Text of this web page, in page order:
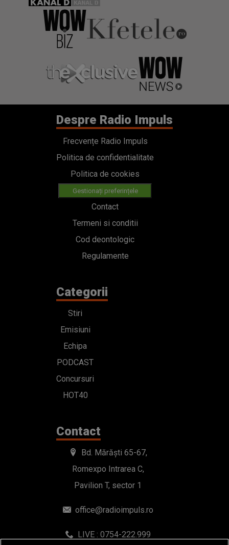
Despre Radio Impuls
Frecvențe Radio Impuls
Politica de confidentialitate
Politica de cookies
Gestionați preferințele
Contact
Termeni si conditii
Cod deontologic
Regulamente
Categorii
Stiri
Emisiuni
Echipa
PODCAST
Concursuri
HOT40
Contact
Bd. Mărăști 65-67,
Romexpo Intrarea C,
Pavilion T, sector 1
office@radioimpuls.ro
LIVE : 0754-222.999